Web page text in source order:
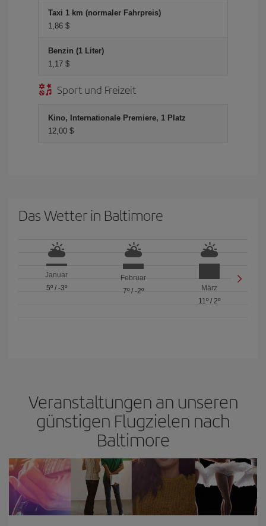
Taxi 1 km (normaler Fahrpreis)
1,86 $
Benzin (1 Liter)
1,17 $
Sport und Freizeit
Kino, Internationale Premiere, 1 Platz
12,00 $
Das Wetter in Baltimore
Januar
5º/ -3º
Februar
7º/ -2º
März
11º /2º
Veranstaltungen an unseren
günstigen Flugzielen nach
Baltimore